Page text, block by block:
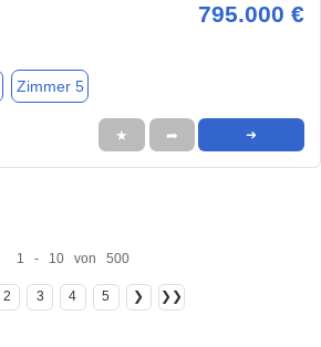
795.000 €
Zimmer 5
★ ➦ ➜
1 - 10 von 500
2 3 4 5 ❯ ❯❯